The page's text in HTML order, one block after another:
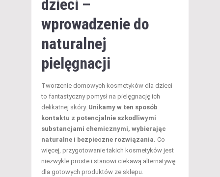
dzieci –
wprowadzenie do
naturalnej
pielęgnacji
Tworzenie domowych kosmetyków dla dzieci
to fantastyczny pomysł na pielęgnację ich
delikatnej skóry. Unikamy w ten sposób
kontaktu z potencjalnie szkodliwymi
substancjami chemicznymi, wybierając
naturalne i bezpieczne rozwiązania. Co
więcej, przygotowanie takich kosmetyków jest
niezwykle proste i stanowi ciekawą alternatywę
dla gotowych produktów ze sklepu.